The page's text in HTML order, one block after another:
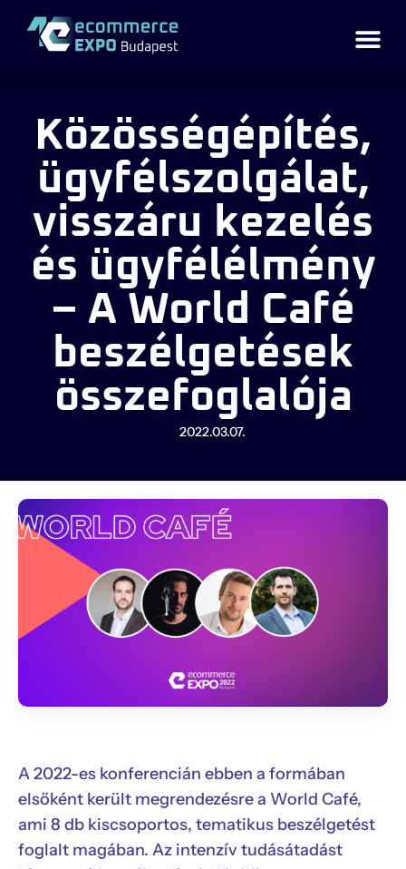
Közösségépítés,
ügyfélszolgálat,
visszáru kezelés
és ügyfélélmény
– A World Café
beszélgetések
összefoglalója
2022.03.07.
A 2022-es konferencián ebben a formában
elsőként került megrendezésre a World Café,
ami 8 db kiscsoportos, tematikus beszélgetést
foglalt magában. Az intenzív tudásátadást